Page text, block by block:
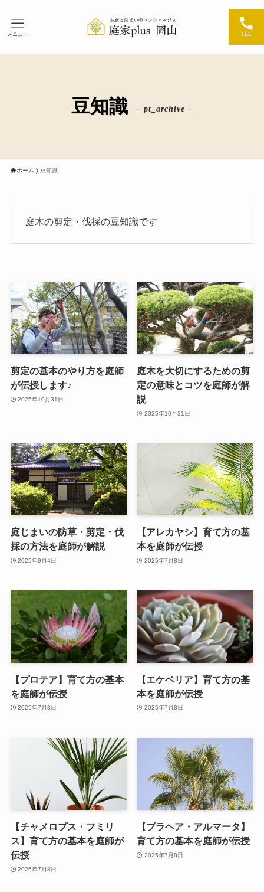
TEL
メニュー
豆知識 – pt_archive –
ホーム 豆知識
庭木の剪定・伐採の豆知識です
剪定の基本のやり方を庭師
が伝授します♪
2025年10月31日
庭木を大切にするための剪
定の意味とコツを庭師が解
説
2025年10月31日
庭じまいの防草・剪定・伐
採の方法を庭師が解説
2025年9月4日
【アレカヤシ】育て方の基
本を庭師が伝授
2025年7月8日
【プロテア】育て方の基本
を庭師が伝授
2025年7月8日
【エケベリア】育て方の基
本を庭師が伝授
2025年7月8日
【チャメロプス・フミリ
ス】育て方の基本を庭師が
伝授
2025年7月8日
【ブラヘア・アルマータ】
育て方の基本を庭師が伝授
2025年7月8日